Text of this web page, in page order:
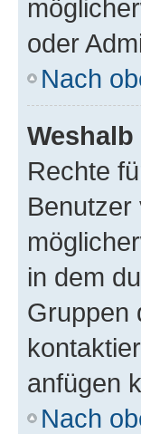
oder
Nach
Rechte
Benutzer
in dem
Gruppen
anfügen
Nach